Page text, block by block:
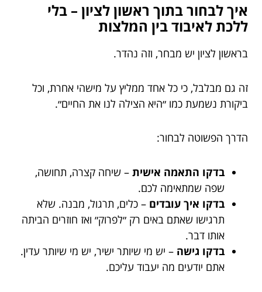
איך לבחור בתוך ראשון לציון – בלי
ללכת לאיבוד בין המלצות
בראשון לציון יש מבחר, וזה נהדר.
זה גם מבלבל, כי כל אחד ממליץ על מישהי אחרת, וכל
ביקורת נשמעת כמו ״היא הצילה לנו את החיים״.
הדרך הפשוטה לבחור:
בדקו התאמה אישית – שיחה קצרה, תחושה,
שפה שמתאימה לכם.
בדקו איך עובדים – כלים, תרגול, מבנה. שלא
תרגישו שאתם באים רק ״לפרוק״ ואז חוזרים הביתה
אותו דבר.
בדקו גישה – יש מי שיותר ישיר, יש מי שיותר עדין.
אתם יודעים מה יעבוד עליכם.